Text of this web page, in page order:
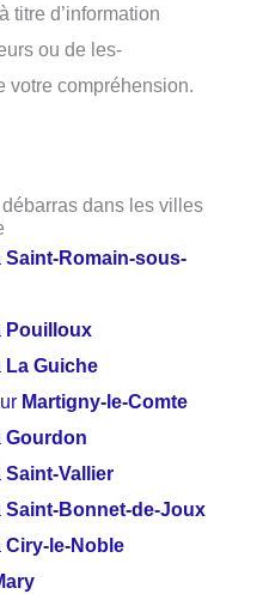
titre d’information
ou de les-
votre compréhension.
dans les villes
Saint-Romain-sous-
Pouilloux
La Guiche
Martigny-le-Comte
Gourdon
Saint-Vallier
Saint-Bonnet-de-Joux
Ciry-le-Noble